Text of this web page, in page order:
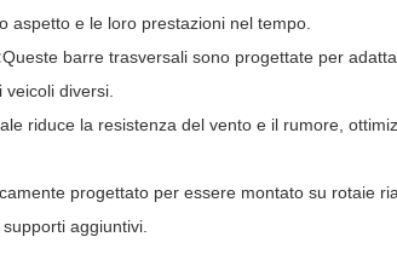
aspetto e le loro prestazioni nel tempo.
Queste barre trasversali sono progettate per
diversi.
riduce la resistenza del vento e il rumore,
progettato per essere montato su rotaie
aggiuntivi.